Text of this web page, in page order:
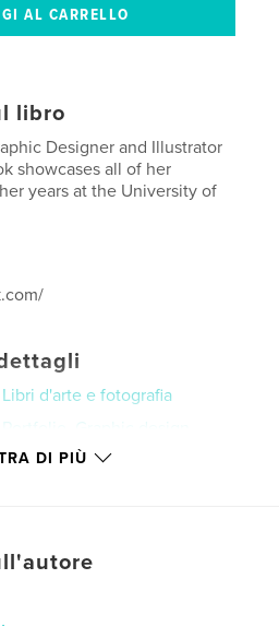
libro
Designer and Illustrator
showcases all of her
years at the University of
Libri d'arte e fotografia
Portfolio
Graphic design
Orizzontale standard, 25×20
DI PIÙ